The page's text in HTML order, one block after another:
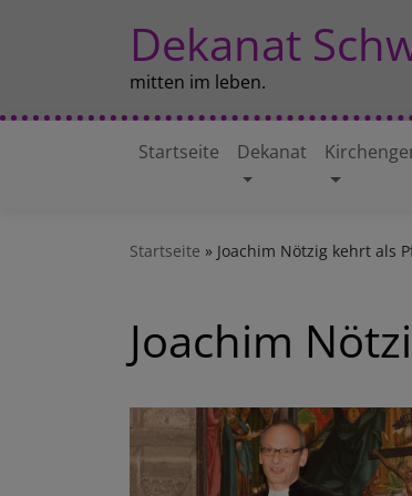
Dekanat
mitten im leben.
Hauptnavigation
Startseite Dekanat
Startseite Joachim Nötzig kehrt als
Joachim